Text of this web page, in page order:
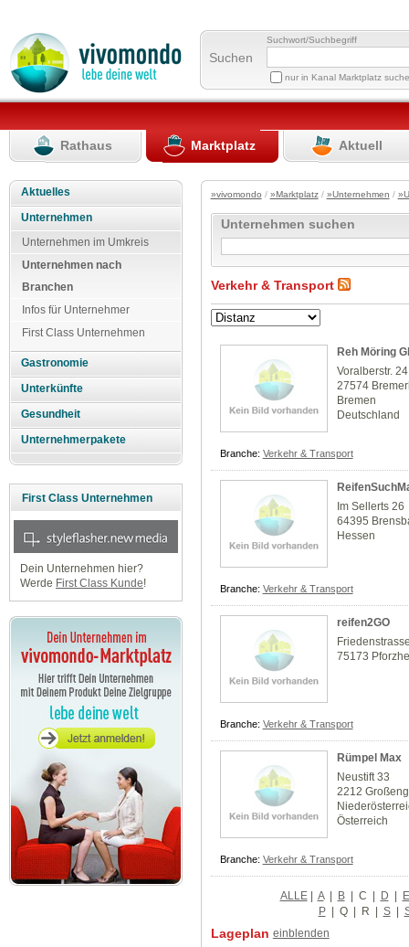
Suchen
Suchwort/Suchbegriff
nur in Kanal Marktplatz
Rathaus Marktplatz Aktuell
Aktuelles
Unternehmen
Unternehmen im Umkreis
Unternehmen nach
Branchen
Infos für Unternehmer
First Class Unternehmen
Gastronomie
Unterkünfte
Gesundheit
Unternehmerpakete
First Class Unternehmen
Dein Unternehmen hier?
Werde First Class Kunde!
»vivomondo / »Marktplatz/ »Unternehmen /
Unternehmen suchen
Verkehr & Transport
Reh Möring
Voralberstr. 24
27574
Bremen
Deutschland
Branche: Verkehr & Transport
Im Sellerts 26
64395
Hessen
Branche: Verkehr & Transport
reifen2GO
75173
Branche: Verkehr & Transport
Rümpel Max
Neustift 33
2212
Österreich
Branche: Verkehr & Transport
ALLE| A | B | C | D | E
P | Q | R | S |
Lageplan einblenden